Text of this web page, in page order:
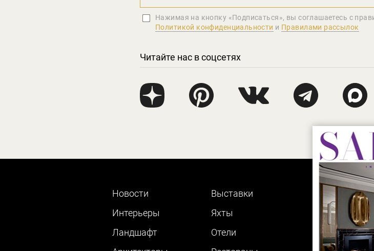
Нажимая на кнопку «Подписаться», вы соглашаетеcь с
Политикой конфиденциальности и Правилами рассылок
Читайте нас в соцсетях
Новости
Интерьеры
Ландшафт
Выставки
Яхты
Отели